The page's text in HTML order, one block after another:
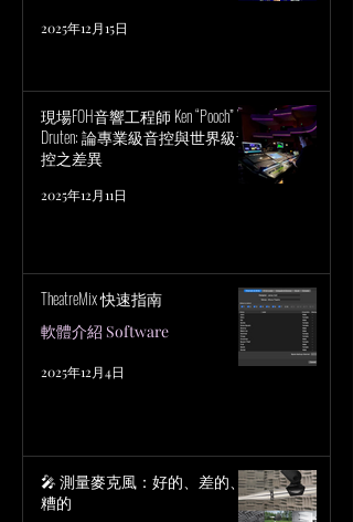
2025年12月15日
現場FOH音響工程師 Ken “Pooch” Van
Druten: 論專業級音控與世界級音
控之差異
2025年12月11日
TheatreMix 快速指南
軟體介紹 Software
2025年12月4日
🎤 測量麥克風：好的、差的、
糟的